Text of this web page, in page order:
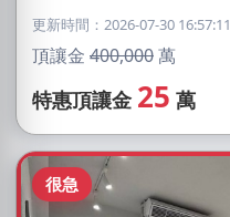
更新時間：2026-07-30 16:57:11
頂讓金 400,000萬
特惠頂讓金 25 萬
很急